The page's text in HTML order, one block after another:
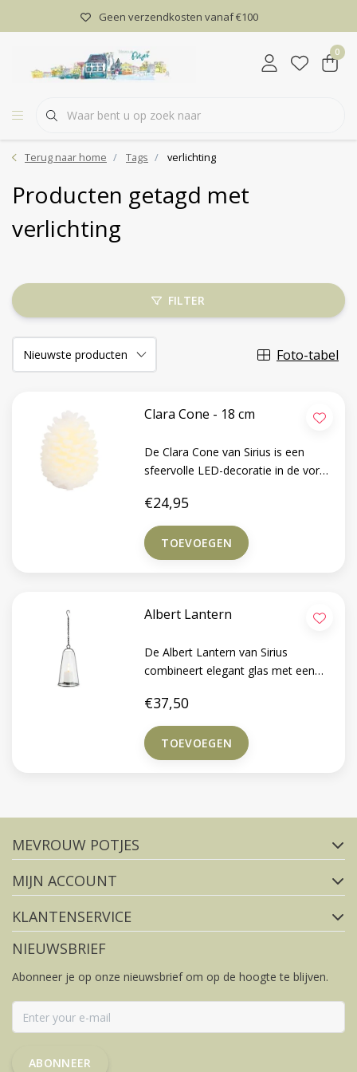
Geen verzendkosten vanaf €100
0
Terug naar home Tags verlichting
Producten getagd met
verlichting
FILTER
Foto-tabel
Clara Cone - 18 cm
De Clara Cone van Sirius is een
sfeervolle LED-decoratie in de vorm
een witte tint die warm oplicht
zodra het licht aangaat.
€24,95
TOEVOEGEN
Albert Lantern
De Albert Lantern van Sirius
combineert elegant glas met een
hij een tijdloze blikvanger vormt
voor zowel binnen als buiten.
€37,50
TOEVOEGEN
FACEBOOK
MEVROUW POTJES
MIJN ACCOUNT
KLANTENSERVICE
NIEUWSBRIEF
Abonneer je op onze nieuwsbrief om op de hoogte te blijven.
ABONNEER